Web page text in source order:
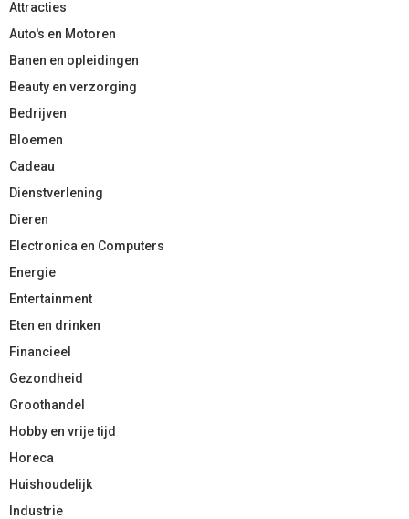
Attracties
Auto's en Motoren
Banen en opleidingen
Beauty en verzorging
Bedrijven
Bloemen
Cadeau
Dienstverlening
Dieren
Electronica en Computers
Energie
Entertainment
Eten en drinken
Financieel
Gezondheid
Groothandel
Hobby en vrije tijd
Horeca
Huishoudelijk
Industrie